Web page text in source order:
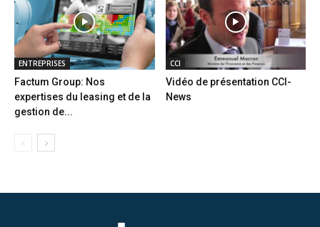
ENTREPRISES
Factum Group: Nos
expertises du leasing et de la
gestion de...
CCI
Vidéo de présentation CCI-
News